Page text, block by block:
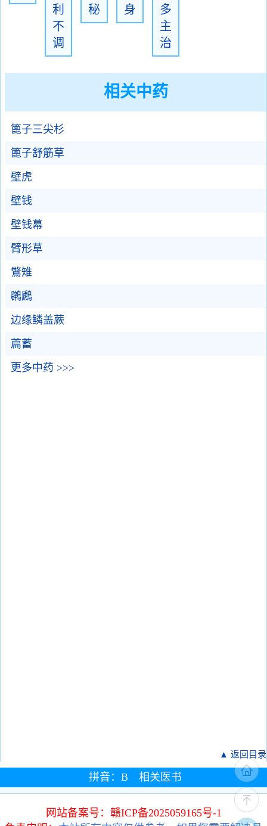
利
不
调
秘
身
多
主
治
相关中药
篦子三尖杉
篦子舒筋草
壁虎
壁钱
壁钱幕
臂形草
鷩雉
鸊鷉
边缘鳞盖蕨
萹蓄
更多中药 >>>
▲ 返回目录
拼音：B 相关医书
网站备案号：赣ICP备2025059165号-1